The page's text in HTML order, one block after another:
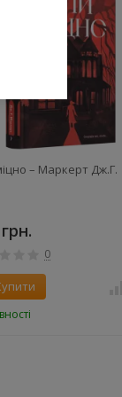
– Маркерт Дж.Г.
0